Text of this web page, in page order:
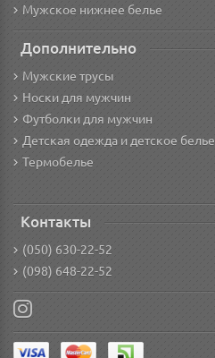
Мужское нижнее белье
Дополнительно
Мужские трусы
Носки для мужчин
Футболки для мужчин
Детская одежда и детское белье
Термобелье
Контакты
(050) 630-22-52
(098) 648-22-52